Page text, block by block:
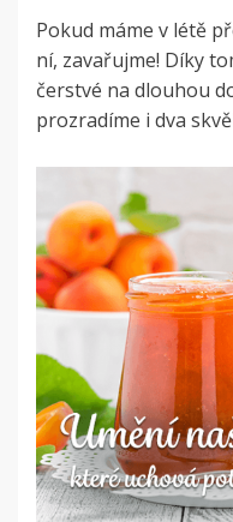
Pokud máme v létě
ní, zavařujme! Díky
čerstvé na dlouhou
prozradíme i dva